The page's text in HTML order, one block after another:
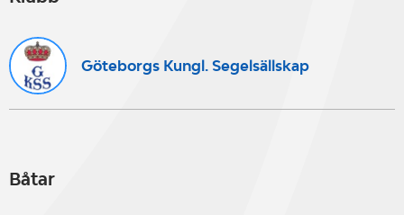
Göteborgs Kungl. Segelsällskap
Båtar